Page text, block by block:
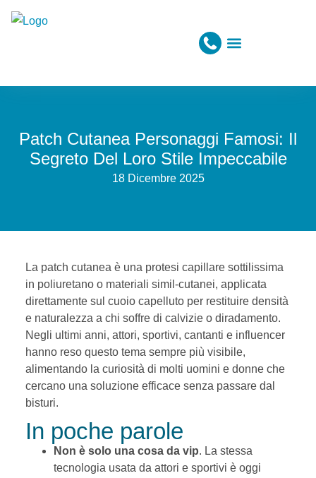
Patch Cutanea Personaggi Famosi: Il
Segreto Del Loro Stile Impeccabile
18 Dicembre 2025
La patch cutanea è una protesi capillare sottilissima
in poliuretano o materiali simil-cutanei, applicata
direttamente sul cuoio capelluto per restituire densità
e naturalezza a chi soffre di calvizie o diradamento.
Negli ultimi anni, attori, sportivi, cantanti e influencer
hanno reso questo tema sempre più visibile,
alimentando la curiosità di molti uomini e donne che
cercano una soluzione efficace senza passare dal
bisturi.
In poche parole
Non è solo una cosa da vip. La stessa
tecnologia usata da attori e sportivi è oggi